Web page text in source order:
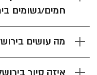
חמים/גשומים
מה עושים